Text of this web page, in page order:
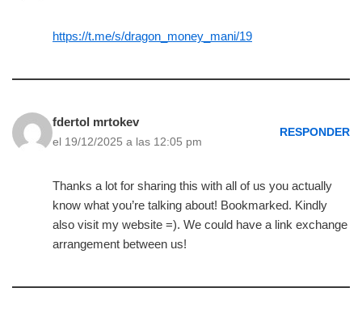
https://t.me/s/dragon_money_mani/19
fdertol mrtokev
el 19/12/2025 a las 12:05 pm
RESPONDER
Thanks a lot for sharing this with all of us you actually
know what you’re talking about! Bookmarked. Kindly
also visit my website =). We could have a link exchange
arrangement between us!